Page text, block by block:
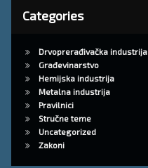
Categories
Drvoprerađivačka industrija
Građevinarstvo
Hemijska industrija
Metalna industrija
Pravilnici
Stručne teme
Uncategorized
Zakoni